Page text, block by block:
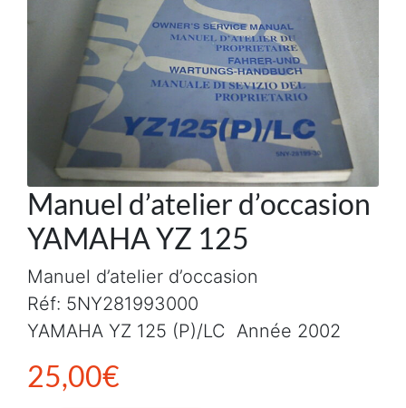
Manuel d’atelier d’occasion
YAMAHA YZ 125
25,00€
Manuel d’atelier d’occasion
Réf: 5NY281993000
YAMAHA YZ 125 (P)/LC Année 2002